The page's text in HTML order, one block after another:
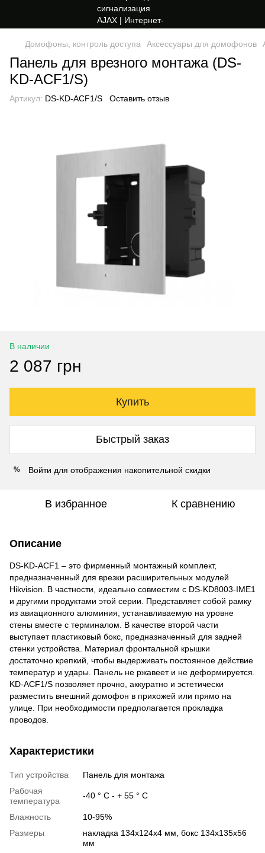
Домофоны, контроль доступа Аксессуары для домофонов
Панель для врезного монтажа (DS-
KD-ACF1/S)
Артикул: DS-KD-ACF1/S Оставить отзыв
В наличии
2 087 грн
Купить
Быстрый заказ
% Войти для отображения накопительной скидки
В избранное К сравнению
Описание
DS-KD-ACF1 – это фирменный монтажный комплект,
предназначенный для врезки расширительных модулей
Hikvision. В частности, идеально совместим с DS-KD8003-IME1
и другими продуктами этой серии. Представляет собой рамку
из авиационного алюминия, устанавливаемую на уровне
стены вместе с терминалом. В качестве второй части
выступает пластиковый бокс, предназначенный для задней
стенки устройства. Материал фронтальной крышки
достаточно крепкий, чтобы выдерживать постоянное действие
температур и удары. Панель не ржавеет и не деформируется.
KD-ACF1/S позволяет прочно, аккуратно и эстетически
разместить внешний домофон в прихожей или прямо на
улице. При необходимости предполагается прокладка
проводов.
Характеристики
Тип устройства
Панель для монтажа
Рабочая
температура
-40 ° С - + 55 ° С
Влажность
10-95%
Размеры
накладка 134х124х4 мм, бокс 134х135х56
мм